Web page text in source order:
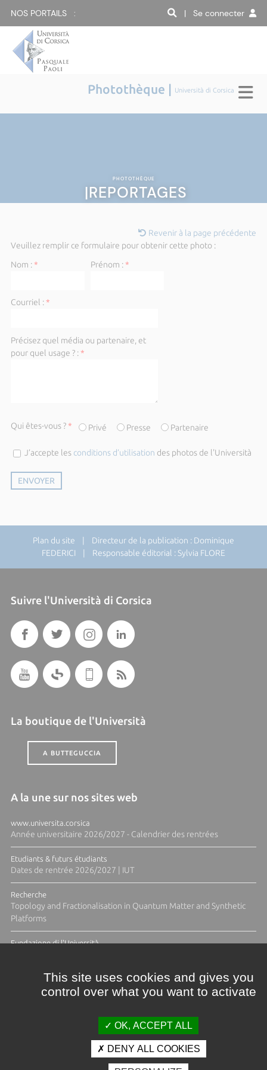
NOS PORTAILS : | Se connecter
Photothèque | Università di Corsica
PHOTOTHÈQUE
|REPORTAGES
Revenir à la page précédente
Veuillez remplir ce formulaire pour obtenir cette photo :
Nom :* Prénom :*
Courriel :*
Précisez quel média ou partenaire, et
pour quel usage ? :*
Qui êtes-vous ?* Privé Presse Partenaire
J’accepte les conditions d’utilisation des photos de l'Università
Plan du site | Directeur de la publication : Dominique
FEDERICI | Responsable éditorial : Sylvia FLORE
Suivre l'Università di Corsica
La boutique de l'Università
A BUTTEGUCCIA
A la une sur nos sites web
www.universita.corsica
Année universitaire 2026/2027 - Calendrier des rentrées
Etudiants & futurs étudiants
Dates de rentrée 2026/2027 | IUT
Recherche
Topology and Fractionalisation in Quantum Matter and Synthetic
Platforms
Fundazione di l'Università
Crédits et mentions légales
This site uses cookies and gives you
control over what you want to activate
OK, ACCEPT ALL
DENY ALL COOKIES